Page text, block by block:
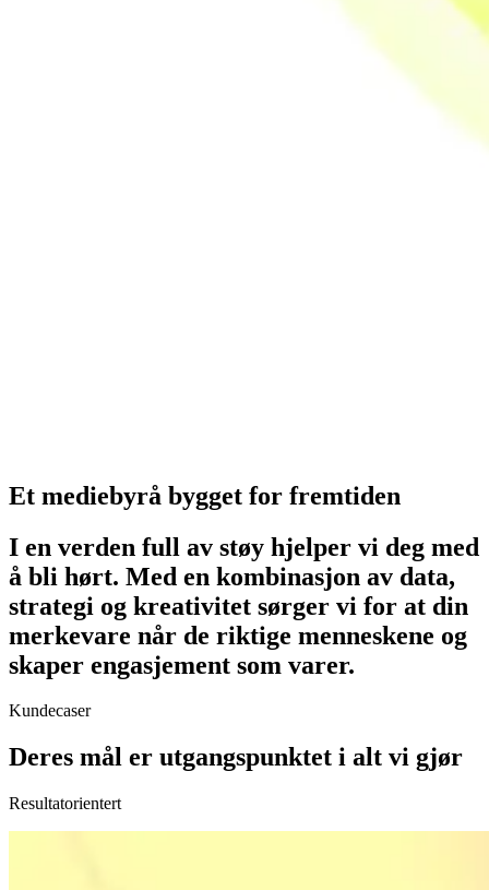
Et mediebyrå bygget for fremtiden
I en verden full av støy hjelper vi deg med
å bli hørt. Med en kombinasjon av data,
strategi og kreativitet sørger vi for at din
merkevare når de riktige menneskene og
skaper engasjement som varer.
Kundecaser
Deres mål er utgangspunktet i alt vi gjør
Resultatorientert